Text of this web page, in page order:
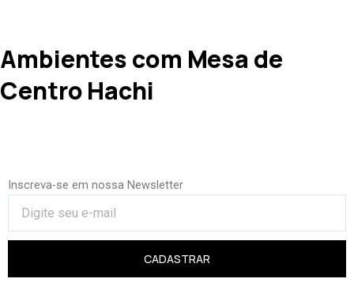
Ambientes com Mesa de
Centro Hachi
Inscreva-se em nossa Newsletter
CADASTRAR